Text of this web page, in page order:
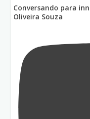
Conversando para
Oliveira Souza